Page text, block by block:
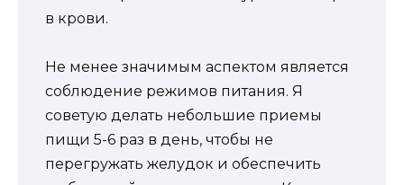
в крови.
Не менее значимым аспектом является
соблюдение режимов питания. Я
советую делать небольшие приемы
пищи 5-6 раз в день, чтобы не
перегружать желудок и обеспечить